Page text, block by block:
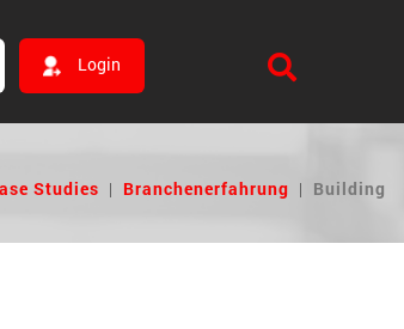
Login
Studies | Branchenerfahrung | Building